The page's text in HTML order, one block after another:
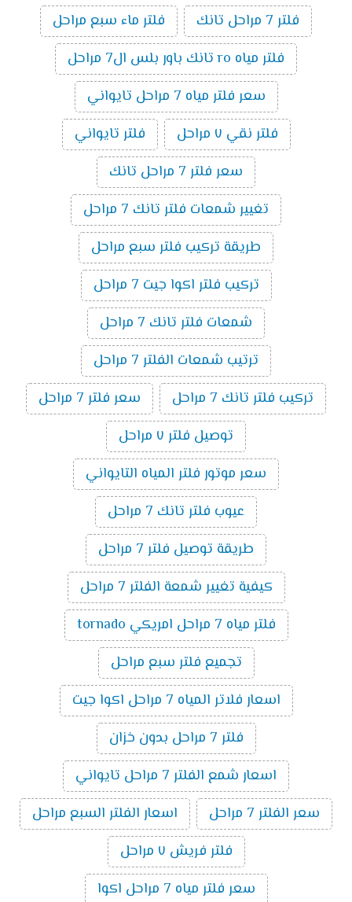
فلتر 7 مراحل تانك
فلتر ماء سبع مراحل
فلتر مياه ro تانك باور بلس ال7 مراحل
سعر فلتر مياه 7 مراحل تايواني
فلتر نقي ٧ مراحل
فلتر تايواني
سعر فلتر 7 مراحل تانك
تغيير شمعات فلتر تانك 7 مراحل
طريقة تركيب فلتر سبع مراحل
تركيب فلتر اكوا جيت 7 مراحل
شمعات فلتر تانك 7 مراحل
ترتيب شمعات الفلتر 7 مراحل
تركيب فلتر تانك 7 مراحل
سعر فلتر 7 مراحل
توصيل فلتر ٧ مراحل
سعر موتور فلتر المياه التايواني
عيوب فلتر تانك 7 مراحل
طريقة توصيل فلتر 7 مراحل
كيفية تغيير شمعة الفلتر 7 مراحل
فلتر مياه 7 مراحل امريكي tornado
تجميع فلتر سبع مراحل
اسعار فلاتر المياه 7 مراحل اكوا جيت
فلتر 7 مراحل بدون خزان
اسعار شمع الفلتر 7 مراحل تايواني
سعر الفلتر 7 مراحل
اسعار الفلتر السبع مراحل
فلتر فريش ٧ مراحل
سعر فلتر مياه 7 مراحل اكوا